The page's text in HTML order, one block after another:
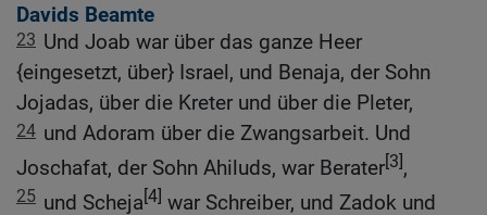
Davids Beamte
23 Und Joab war über das ganze Heer
{eingesetzt, über} Israel, und Benaja, der Sohn
Jojadas, über die Kreter und über die Pleter,
24 und Adoram über die Zwangsarbeit. Und
Joschafat, der Sohn Ahiluds, war Berater[3],
25 und Scheja[4] war Schreiber, und Zadok und